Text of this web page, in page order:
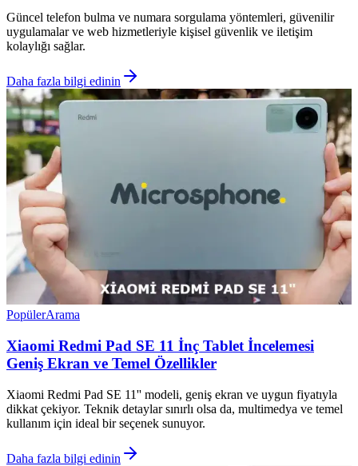
Güncel telefon bulma ve numara sorgulama yöntemleri, güvenilir
uygulamalar ve web hizmetleriyle kişisel güvenlik ve iletişim
kolaylığı sağlar.
Daha fazla bilgi edinin
PopülerArama
Xiaomi Redmi Pad SE 11 İnç Tablet İncelemesi
Geniş Ekran ve Temel Özellikler
Xiaomi Redmi Pad SE 11'' modeli, geniş ekran ve uygun fiyatıyla
dikkat çekiyor. Teknik detaylar sınırlı olsa da, multimedya ve temel
kullanım için ideal bir seçenek sunuyor.
Daha fazla bilgi edinin